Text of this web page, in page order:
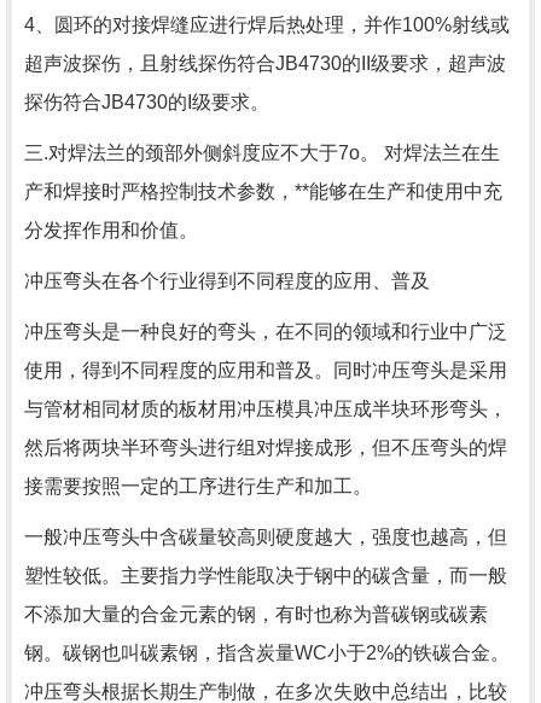
4、圆环的对接焊缝应进行焊后热处理，并作100%射线或
超声波探伤，且射线探伤符合JB4730的II级要求，超声波
探伤符合JB4730的I级要求。
三.对焊法兰的颈部外侧斜度应不大于7o。 对焊法兰在生
产和焊接时严格控制技术参数，**能够在生产和使用中充
分发挥作用和价值。
冲压弯头在各个行业得到不同程度的应用、普及
冲压弯头是一种良好的弯头，在不同的领域和行业中广泛
使用，得到不同程度的应用和普及。同时冲压弯头是采用
与管材相同材质的板材用冲压模具冲压成半块环形弯头，
然后将两块半环弯头进行组对焊接成形，但不压弯头的焊
接需要按照一定的工序进行生产和加工。
一般冲压弯头中含碳量较高则硬度越大，强度也越高，但
塑性较低。主要指力学性能取决于钢中的碳含量，而一般
不添加大量的合金元素的钢，有时也称为普碳钢或碳素
钢。碳钢也叫碳素钢，指含炭量WC小于2%的铁碳合金。
冲压弯头根据长期生产制做，在多次失败中总结出，比较